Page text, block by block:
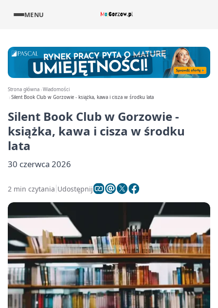
MENU
Strona główna Wiadomości
Silent Book Club w Gorzowie - książka, kawa i cisza w środku lata
Silent Book Club w Gorzowie -
książka, kawa i cisza w środku
lata
30 czerwca 2026
2 min czytania Udostępnij